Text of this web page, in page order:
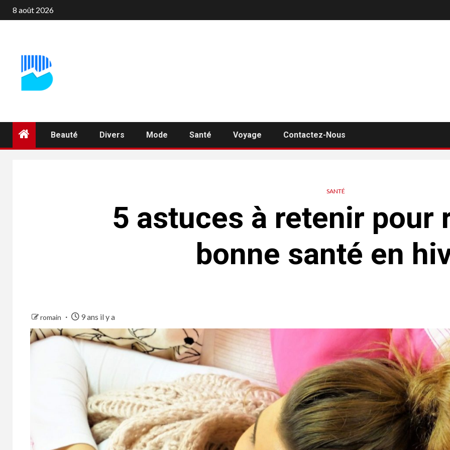
Aller
au
8 août 2026
Beauté Divers Mode Santé Voyage Contactez-Nous
SANTÉ
5 astuces à retenir pour
bonne santé en
romain 9 ans il y a